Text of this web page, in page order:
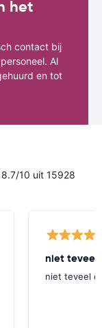
het
contact bij
Al
en tot
10 uit 15928
niet teveel
niet teveel